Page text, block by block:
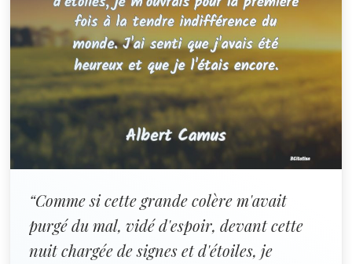
“Comme si cette grande colère m'avait
purgé du mal, vidé d'espoir, devant cette
nuit chargée de signes et d'étoiles, je